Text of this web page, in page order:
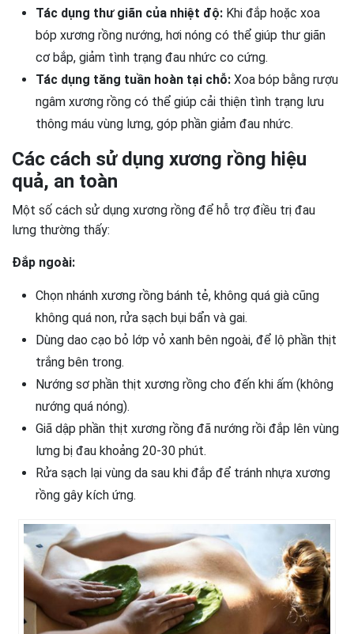
Tác dụng thư giãn của nhiệt độ: Khi đắp hoặc xoa
bóp xương rồng nướng, hơi nóng có thể giúp thư giãn
cơ bắp, giảm tình trạng đau nhức co cứng.
Tác dụng tăng tuần hoàn tại chỗ: Xoa bóp bằng rượu
ngâm xương rồng có thể giúp cải thiện tình trạng lưu
thông máu vùng lưng, góp phần giảm đau nhức.
Các cách sử dụng xương rồng hiệu
quả, an toàn
Một số cách sử dụng xương rồng để hỗ trợ điều trị đau
lưng thường thấy:
Đắp ngoài:
Chọn nhánh xương rồng bánh tẻ, không quá già cũng
không quá non, rửa sạch bụi bẩn và gai.
Dùng dao cạo bỏ lớp vỏ xanh bên ngoài, để lộ phần thịt
trắng bên trong.
Nướng sơ phần thịt xương rồng cho đến khi ấm (không
nướng quá nóng).
Giã dập phần thịt xương rồng đã nướng rồi đắp lên vùng
lưng bị đau khoảng 20-30 phút.
Rửa sạch lại vùng da sau khi đắp để tránh nhựa xương
rồng gây kích ứng.